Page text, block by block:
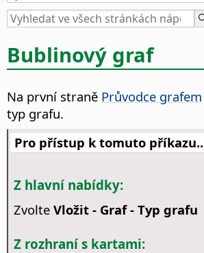
Bublinový graf
Na první straně Průvodce grafem
typ grafu.
Pro přístup k tomuto
Z hlavní nabídky:
Zvolte Vložit - Graf - Typ grafu
Z rozhraní s kartami: